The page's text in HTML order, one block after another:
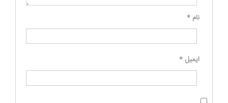
نام *
ایمیل *